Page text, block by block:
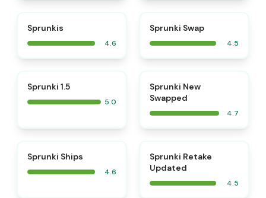
Sprunkis
4.6
Sprunki Swap
4.5
Sprunki 1.5
5.0
Sprunki New
Swapped
4.7
Sprunki Ships
4.6
Sprunki Retake
Updated
4.5